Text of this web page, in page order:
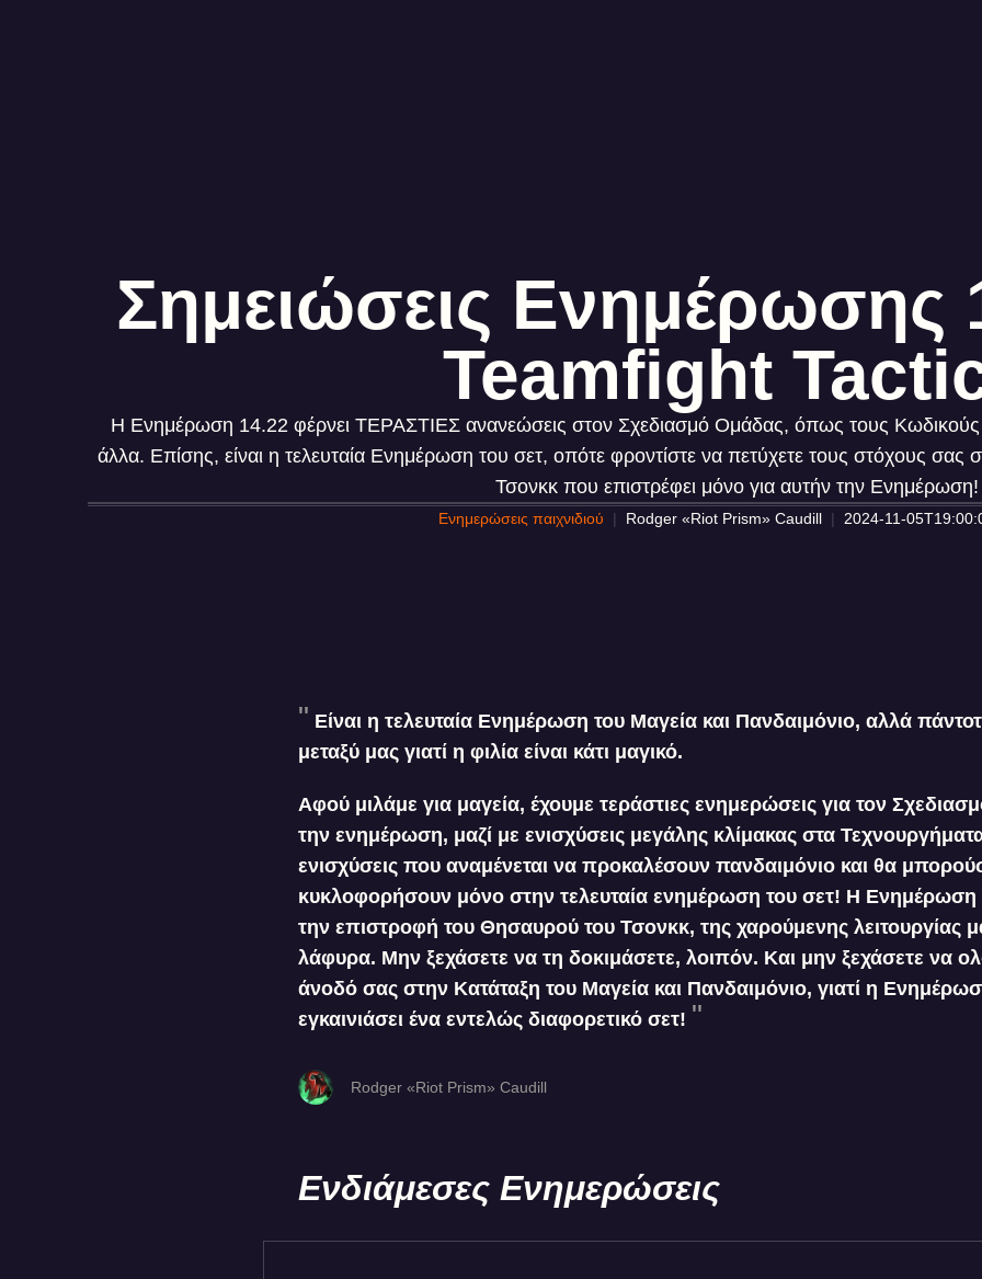
Σημειώσεις Ενημέρωσης
Teamfight
Η Ενημέρωση 14.22 φέρνει ΤΕΡΑΣΤΙΕΣ ανανεώσεις στον Σχεδιασμό Ομάδας, όπως τους Κωδικούς
άλλα. Επίσης, είναι η τελευταία Ενημέρωση του σετ, οπότε φροντίστε να πετύχετε τους στόχους σας
Τσονκκ που επιστρέφει μόνο για αυτήν την Ενημέρωση!
Ενημερώσεις παιχνιδιού Rodger «Riot Prism» Caudill 2024-11-
Είναι η τελευταία Ενημέρωση του Μαγεία και Πανδαιμόνιο, αλλά
μεταξύ μας γιατί η φιλία είναι κάτι μαγικό.
Αφού μιλάμε για μαγεία, έχουμε τεράστιες ενημερώσεις για τον
την ενημέρωση, μαζί με ενισχύσεις μεγάλης κλίμακας στα
ενισχύσεις που αναμένεται να προκαλέσουν πανδαιμόνιο και θα
κυκλοφορήσουν μόνο στην τελευταία ενημέρωση του σετ! Η Ενημέρωση
την επιστροφή του Θησαυρού του Τσονκκ, της χαρούμενης λειτουργίας
λάφυρα. Μην ξεχάσετε να τη δοκιμάσετε, λοιπόν. Και μην ξεχάσετε να
άνοδό σας στην Κατάταξη του Μαγεία και Πανδαιμόνιο, γιατί η
εγκαινιάσει ένα εντελώς διαφορετικό σετ!
Rodger «Riot Prism» Caudill
Ενδιάμεσες Ενημερώσεις